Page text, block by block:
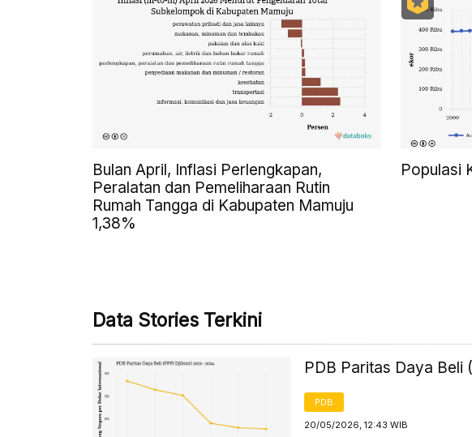
Bulan April, Inflasi Perlengkapan,
Peralatan dan Pemeliharaan Rutin
Rumah Tangga di Kabupaten Mamuju
1,38%
Populasi
Data Stories Terkini
PDB Paritas Daya Beli
PDB
20/05/2026, 12:43 WIB